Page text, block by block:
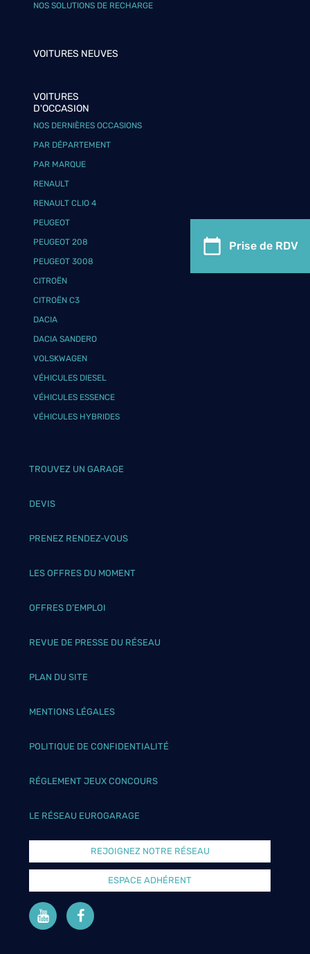
Prise de RDV
NOS SOLUTIONS DE RECHARGE
VOITURES NEUVES
VOITURES
D'OCCASION
NOS DERNIÈRES OCCASIONS
PAR DÉPARTEMENT
PAR MARQUE
RENAULT
RENAULT CLIO 4
PEUGEOT
PEUGEOT 208
PEUGEOT 3008
CITROËN
CITROËN C3
DACIA
DACIA SANDERO
VOLSKWAGEN
VÉHICULES DIESEL
VÉHICULES ESSENCE
VÉHICULES HYBRIDES
TROUVEZ UN GARAGE
DEVIS
PRENEZ RENDEZ-VOUS
LES OFFRES DU MOMENT
OFFRES D’EMPLOI
REVUE DE PRESSE DU RÉSEAU
PLAN DU SITE
MENTIONS LÉGALES
POLITIQUE DE CONFIDENTIALITÉ
RÉGLEMENT JEUX CONCOURS
LE RÉSEAU EUROGARAGE
REJOIGNEZ NOTRE RÉSEAU
ESPACE ADHÉRENT